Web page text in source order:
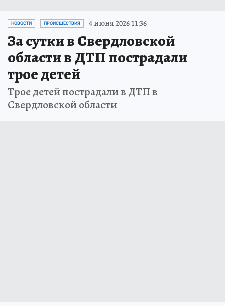
НОВОСТИ ПРОИСШЕСТВИЯ 4 июня 2026 11:36
За сутки в Свердловской
области в ДТП пострадали
трое детей
Трое детей пострадали в ДТП в
Свердловской области